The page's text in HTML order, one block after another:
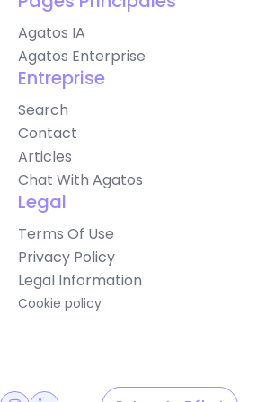
Agatos IA
Agatos Enterprise
Entreprise
Search
Contact
Articles
Chat With Agatos
Legal
Terms Of Use
Privacy Policy
Legal Information
Cookie policy